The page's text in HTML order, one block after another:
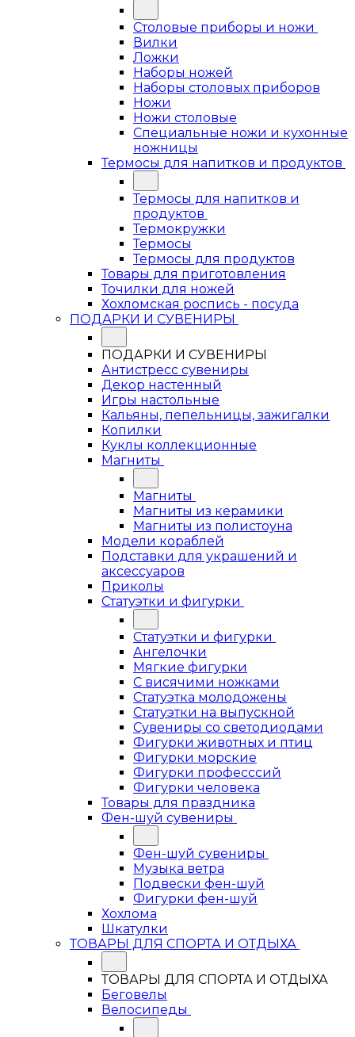
Столовые приборы и ножи
Вилки
Ложки
Наборы ножей
Наборы столовых приборов
Ножи
Ножи столовые
Специальные ножи и кухонные
ножницы
Термосы для напитков и продуктов
Термосы для напитков и
продуктов
Термокружки
Термосы
Термосы для продуктов
Товары для приготовления
Точилки для ножей
Хохломская роспись - посуда
ПОДАРКИ И СУВЕНИРЫ
ПОДАРКИ И СУВЕНИРЫ
Антистресс сувениры
Декор настенный
Игры настольные
Кальяны, пепельницы, зажигалки
Копилки
Куклы коллекционные
Магниты
Магниты
Магниты из керамики
Магниты из полистоуна
Модели кораблей
Подставки для украшений и
аксессуаров
Приколы
Статуэтки и фигурки
Статуэтки и фигурки
Ангелочки
Мягкие фигурки
С висячими ножками
Статуэтка молодожены
Статуэтки на выпускной
Сувениры со светодиодами
Фигурки животных и птиц
Фигурки морские
Фигурки професссий
Фигурки человека
Товары для праздника
Фен-шуй сувениры
Фен-шуй сувениры
Музыка ветра
Подвески фен-шуй
Фигурки фен-шуй
Хохлома
Шкатулки
ТОВАРЫ ДЛЯ СПОРТА И ОТДЫХА
ТОВАРЫ ДЛЯ СПОРТА И ОТДЫХА
Беговелы
Велосипеды